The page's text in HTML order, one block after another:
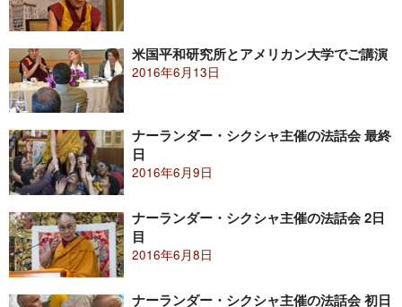
米国平和研究所とアメリカン大学でご講演
2016年6月13日
ナーランダー・シクシャ主催の法話会 最終
日
2016年6月9日
ナーランダー・シクシャ主催の法話会 2日
目
2016年6月8日
ナーランダー・シクシャ主催の法話会 初日